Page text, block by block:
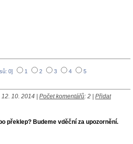
0] 1 2 3 4 5
10. 2014 | Počet komentářů: 2 | Přidat
překlep? Budeme vděční za upozornění.